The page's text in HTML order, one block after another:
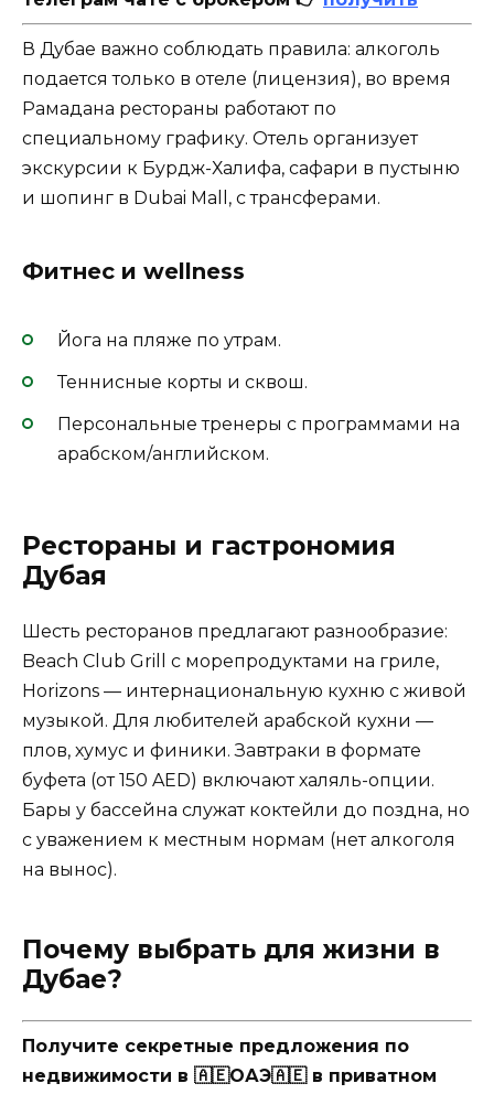
В Дубае важно соблюдать правила: алкоголь
подается только в отеле (лицензия), во время
Рамадана рестораны работают по
специальному графику. Отель организует
экскурсии к Бурдж-Халифа, сафари в пустыню
и шопинг в Dubai Mall, с трансферами.
Фитнес и wellness
Йога на пляже по утрам.
Теннисные корты и сквош.
Персональные тренеры с программами на
арабском/английском.
Рестораны и гастрономия
Дубая
Шесть ресторанов предлагают разнообразие:
Beach Club Grill с морепродуктами на гриле,
Horizons — интернациональную кухню с живой
музыкой. Для любителей арабской кухни —
плов, хумус и финики. Завтраки в формате
буфета (от 150 AED) включают халяль-опции.
Бары у бассейна служат коктейли до поздна, но
с уважением к местным нормам (нет алкоголя
на вынос).
Почему выбрать для жизни в
Дубае?
Получите секретные предложения по
недвижимости в 🇦🇪ОАЭ🇦🇪 в приватном